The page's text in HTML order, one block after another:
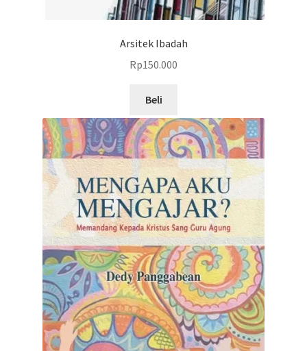
Arsitek Ibadah
Rp150.000
Beli